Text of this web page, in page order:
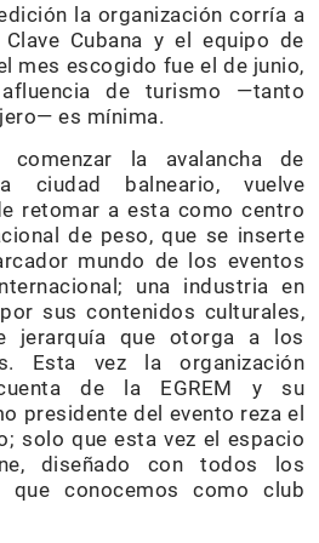
la organización corría a
Cubana y el equipo de
mes escogido fue el de junio,
de turismo —tanto
es mínima.
la avalancha de
ciudad balneario, vuelve
retomar a esta como centro
de peso, que se inserte
mundo de los eventos
una industria en
sus contenidos culturales,
jerarquía que otorga a los
Esta vez la organización
de la EGREM y su
presidente del evento reza el
solo que esta vez el espacio
diseñado con todos los
que conocemos como club